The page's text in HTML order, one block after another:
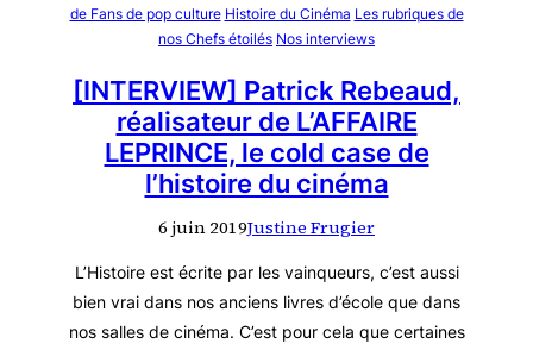
de Fans de pop culture Histoire du Cinéma Les rubriques de
nos Chefs étoilés Nos interviews
[INTERVIEW] Patrick Rebeaud,
réalisateur de L’AFFAIRE
LEPRINCE, le cold case de
l’histoire du cinéma
6 juin 2019Justine Frugier
L’Histoire est écrite par les vainqueurs, c’est aussi
bien vrai dans nos anciens livres d’école que dans
nos salles de cinéma. C’est pour cela que certaines